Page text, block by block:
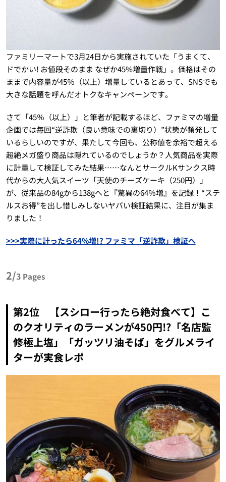
ファミリーマートで3月24日から実施されていた「うまくて、
ドでかい! お値段そのまま なぜか45%増量作戦」。価格はその
ままで内容量が45％（以上）増量しているとあって、SNSでも
大きな話題を呼んだオトクなキャンペーンです。
さて「45％（以上）」と筆者が記載するほど、ファミマの増量
企画では毎回“逆詐欺（良い意味での裏切り）”状態が頻発して
いるらしいのですが、果たして今回も、公称値を余裕で超える
超絶メガ盛り商品は隠れているのでしょうか？人気商品を実際
に計量して検証してみた結果……なんとサークルKサンクス時
代からの大人気スイーツ「天使のチーズケーキ（250円）」
が、従来品の84gから138gへと『驚異の64％増』を記録！“ステ
ルスお得”を出し惜しみしないヤバい検証結果に、注目が集ま
りました！
>>>実際に計ったら64%増!? ファミマ「逆詐欺」検証へ
2/3 Pages
第2位 【スシロー行ったら絶対食べて】こ
のクオリティのラーメンが450円!?「名店監
修極上塩」「ガッツリ油そば」をグルメライ
ターが実食レポ